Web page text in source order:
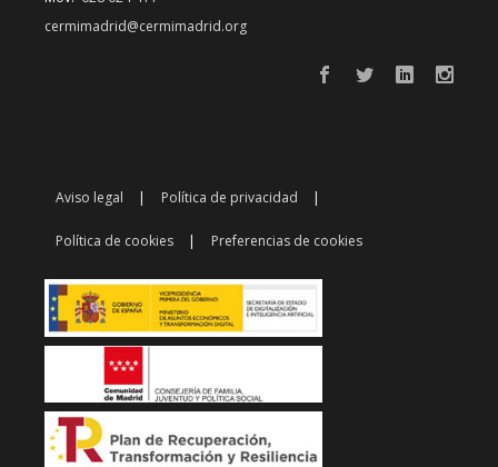
cermimadrid@cermimadrid.org
Aviso legal Política de privacidad
Política de cookies Preferencias de cookies